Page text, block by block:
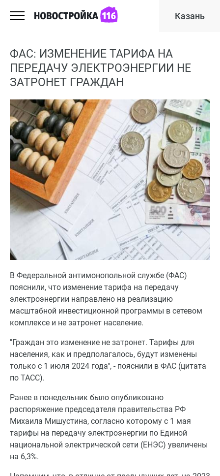
Казань
ФАС: ИЗМЕНЕНИЕ ТАРИФА НА
ПЕРЕДАЧУ ЭЛЕКТРОЭНЕРГИИ НЕ
ЗАТРОНЕТ ГРАЖДАН
В Федеральной антимонопольной службе (ФАС)
пояснили, что изменение тарифа на передачу
электроэнергии направлено на реализацию
масштабной инвестиционной программы в сетевом
комплексе и не затронет население.
"Граждан это изменение не затронет. Тарифы для
населения, как и предполагалось, будут изменены
только с 1 июля 2024 года", - пояснили в ФАС (цитата
по ТАСС).
Ранее в понедельник было опубликовано
распоряжение председателя правительства РФ
Михаила Мишустина, согласно которому с 1 мая
тарифы на передачу электроэнергии по Единой
национальной электрической сети (ЕНЭС) увеличены
на 6,3%.